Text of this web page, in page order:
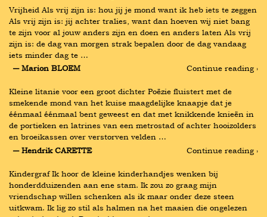
Vrijheid Als vrij zijn is: hou jij je mond want ik heb iets te zeggen
Als vrij zijn is: jij achter tralies, want dan hoeven wij niet bang
te zijn voor al jouw anders zijn en doen en anders laten Als vrij
zijn is: de dag van morgen strak bepalen door de dag vandaag
iets minder dag te …
― Marion BLOEM
Continue reading ›
Kleine litanie voor een groot dichter Poëzie fluistert met de
smekende mond van het kuise maagdelijke knaapje dat je
éénmaal éénmaal bent geweest en dat met knikkende knieën in
de portieken en latrines van een metrostad of achter hooizolders
en broeikassen over verstorven velden …
― Hendrik CARETTE
Continue reading ›
Kindergraf Ik hoor de kleine kinderhandjes wenken bij
honderdduizenden aan ene stam. Ik zou zo graag mijn
vriendschap willen schenken als ik maar onder deze steen
uitkwam. Ik lig zo stil als halmen na het maaien die ongelezen